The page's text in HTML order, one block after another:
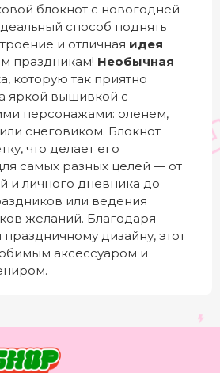
блокнот с новогодней
способ поднять
и отличная идея
праздникам! Необычная
которую так приятно
яркой вышивкой с
персонажами: оленем,
снеговиком. Блокнот
что делает его
самых разных целей — от
и личного дневника до
или ведения
желаний. Благодаря
праздничному дизайну, этот
аксессуаром и